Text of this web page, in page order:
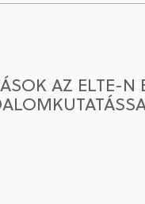
AZ ELTE-